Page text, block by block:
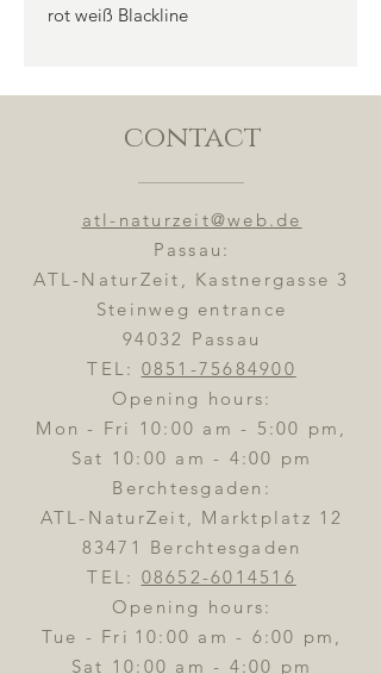
rot weiß Blackline
contact
atl-naturzeit@web.de
Passau:
ATL-NaturZeit, Kastnergasse 3
Steinweg entrance
94032 Passau
TEL: 0851-75684900
Opening hours:
Mon - Fri 10:00 am - 5:00 pm,
Sat 10:00 am - 4:00 pm
Berchtesgaden:
ATL-NaturZeit, Marktplatz 12
83471 Berchtesgaden
TEL: 08652-6014516
Opening hours:
Tue - Fri 10:00 am - 6:00 pm,
Sat 10:00 am - 4:00 pm